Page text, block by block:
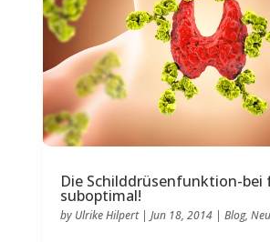
Die Schilddrüsenfunktion-bei
suboptimal!
by Ulrike Hilpert| Jun 18, 2014| Blog,